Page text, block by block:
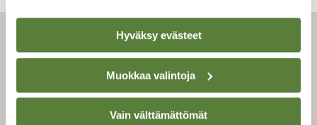
Hyväksy evästeet
Muokkaa valintoja
Vain välttämättömät
LEHTI
Uusin lehti
Tilaa Suomen Luonto
Tilaa digilukuoikeus